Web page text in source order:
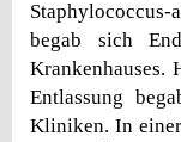
begab sich
Krankenhauses.
Entlassung
Kliniken. In